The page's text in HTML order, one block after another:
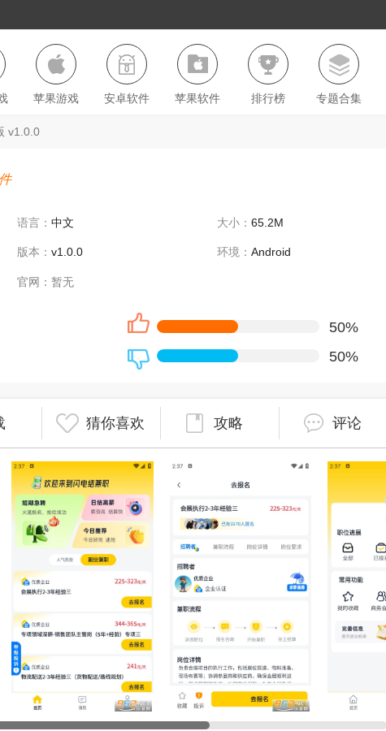
苹果游戏 安卓软件 苹果软件 排行榜 专题合集
v1.0.0
语言： 中文 大小： 65.2M
版本： v1.0.0 环境： Android
官网： 暂无
50%
50%
猜你喜欢 攻略 评论